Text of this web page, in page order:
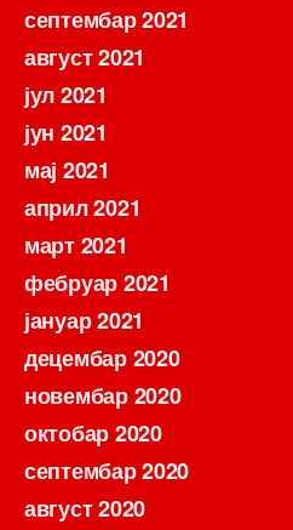
септембар 2021
август 2021
јул 2021
јун 2021
мај 2021
април 2021
март 2021
фебруар 2021
јануар 2021
децембар 2020
новембар 2020
октобар 2020
септембар 2020
август 2020